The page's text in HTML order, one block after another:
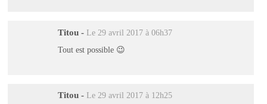
Titou - Le 29 avril 2017 à 06h37
Tout est possible 😉
Titou - Le 29 avril 2017 à 12h25